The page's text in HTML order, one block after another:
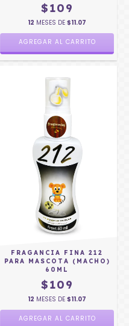
$109
12 MESES DE $11.07
FRAGANCIA FINA 212
PARA MASCOTA (MACHO)
60ML
$109
12 MESES DE $11.07